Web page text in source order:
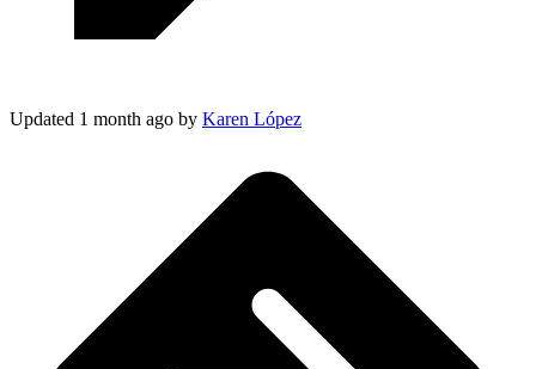
Updated 1 month ago by Karen López